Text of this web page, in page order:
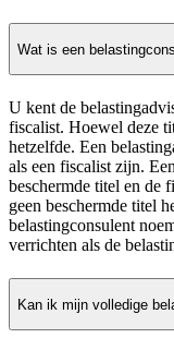
Wat is een
U kent de
fiscalist. Hoewel deze
hetzelfde. Een
als een fiscalist zijn.
beschermde titel en de
geen beschermde titel
belastingconsulent
verrichten als de
Kan ik mijn volledige